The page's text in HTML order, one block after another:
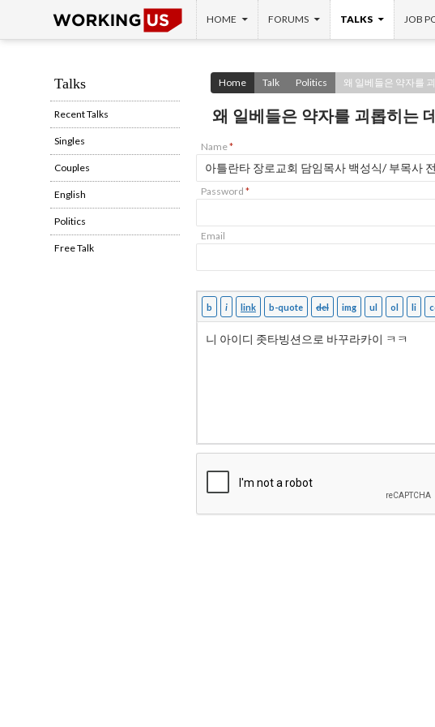
SKIP TO CONTENT
HOME FORUMS TALKS JOB
Home Talk Politics 왜 일베들은 약자를
왜 일베들은 약자를 괴롭히는
Name*
Password *
Email
Talks
Recent Talks
Singles
Couples
English
Politics
Free Talk